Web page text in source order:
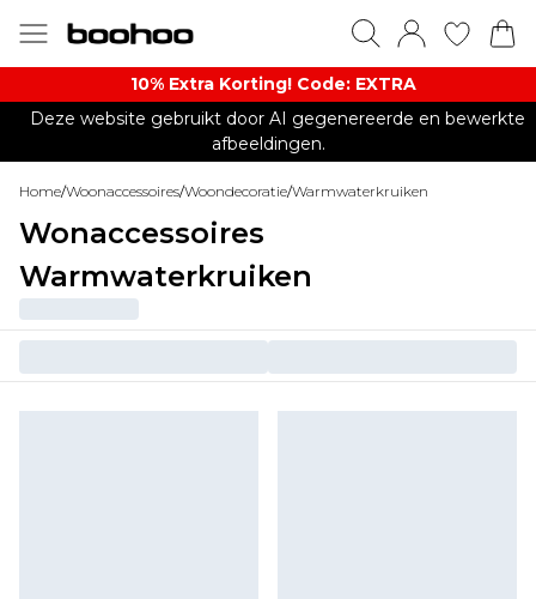
10% Extra Korting! Code: EXTRA​
Deze website gebruikt door AI gegenereerde en bewerkte
afbeeldingen.
Home/Woonaccessoires/Woondecoratie/Warmwaterkruiken
Wonaccessoires
Warmwaterkruiken